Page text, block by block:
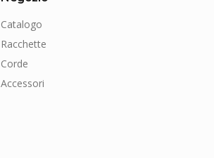
Catalogo
Racchette
Corde
Accessori